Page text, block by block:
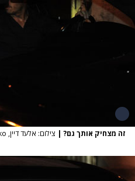
זה מצחיק אותך גם? | צילום: אלעד דיין, mako